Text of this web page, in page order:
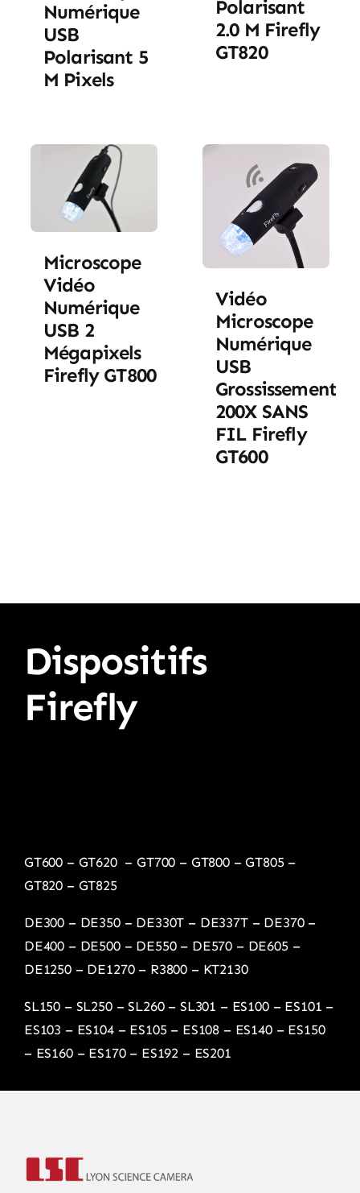
Numérique
USB
Polarisant 5
M Pixels
Polarisant
2.0 M Firefly
GT820
Microscope
Vidéo
Numérique
USB 2
Mégapixels
Firefly GT800
Vidéo
Microscope
Numérique
USB
Grossissement
200X SANS
FIL Firefly
GT600
Dispositifs
Firefly
GT600 – GT620–GT700 – GT800–GT805–
GT820 – GT825
DE300 – DE350– DE330T – DE337T– DE370–
DE400 – DE500– DE550– DE570 – DE605–
DE1250– DE1270– R3800 – KT2130
SL150 – SL250–SL260– SL301 – ES100– ES101 –
ES103 – ES104– ES105– ES108 – ES140– ES150
– ES160– ES170– ES192 – ES201